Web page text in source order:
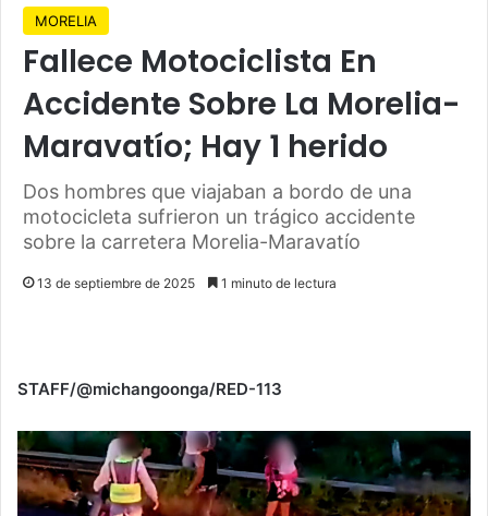
MORELIA
Fallece Motociclista En
Accidente Sobre La Morelia-
Maravatío; Hay 1 herido
Dos hombres que viajaban a bordo de una
motocicleta sufrieron un trágico accidente
sobre la carretera Morelia-Maravatío
13 de septiembre de 2025 1 minuto de lectura
STAFF/@michangoonga/RED-113